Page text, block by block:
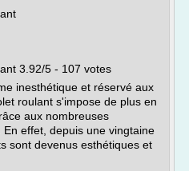
3.92/5 - 107 votes
inesthétique et réservé aux
roulant s'impose de plus en
aux nombreuses
effet, depuis une vingtaine
sont devenus esthétiques et